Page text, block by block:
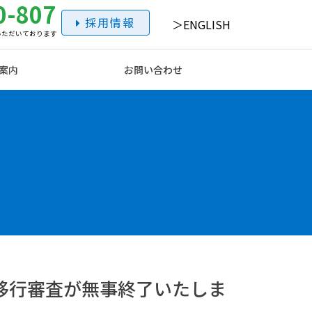
807
だいております
採用情報 ENGLISH
内 お問い合わせ
審査が無事終了いたしま